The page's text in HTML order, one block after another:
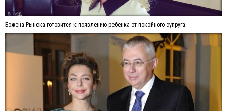
Божена Рынска готовится к появлению ребенка от покойного супруга